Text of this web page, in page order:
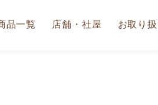
品一覧 店舗・社屋 お取り